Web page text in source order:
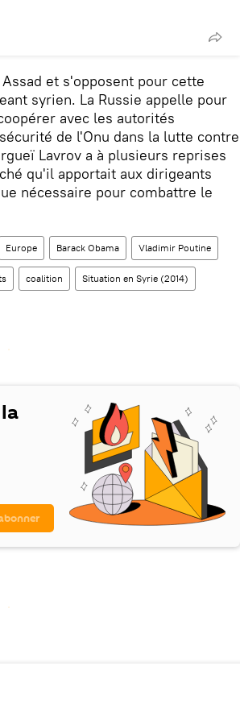
et s'opposent pour cette
syrien. La Russie appelle pour
avec les autorités
de l'Onu dans la lutte contre
Lavrov a à plusieurs reprises
qu'il apportait aux dirigeants
nécessaire pour combattre le
Europe Barack Obama Vladimir Poutine
coalition Situation en Syrie (2014)